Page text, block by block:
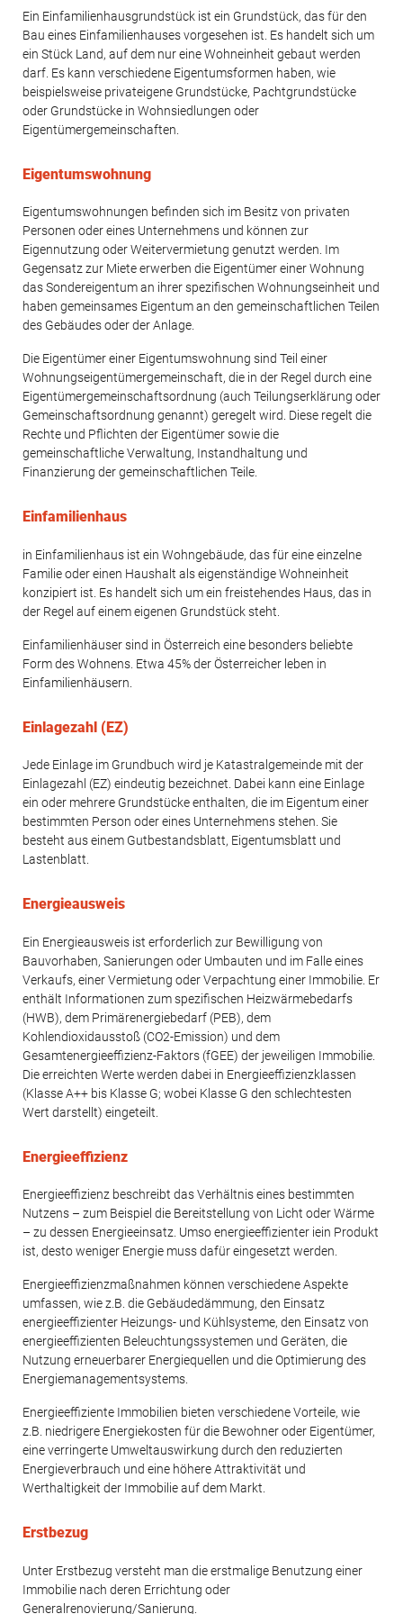
Ein Einfamilienhausgrundstück ist ein Grundstück, das für den
Bau eines Einfamilienhauses vorgesehen ist. Es handelt sich um
ein Stück Land, auf dem nur eine Wohneinheit gebaut werden
darf. Es kann verschiedene Eigentumsformen haben, wie
beispielsweise privateigene Grundstücke, Pachtgrundstücke
oder Grundstücke in Wohnsiedlungen oder
Eigentümergemeinschaften.
Eigentumswohnung
Eigentumswohnungen befinden sich im Besitz von privaten
Personen oder eines Unternehmens und können zur
Eigennutzung oder Weitervermietung genutzt werden. Im
Gegensatz zur Miete erwerben die Eigentümer einer Wohnung
das Sondereigentum an ihrer spezifischen Wohnungseinheit und
haben gemeinsames Eigentum an den gemeinschaftlichen Teilen
des Gebäudes oder der Anlage.
Die Eigentümer einer Eigentumswohnung sind Teil einer
Wohnungseigentümergemeinschaft, die in der Regel durch eine
Eigentümergemeinschaftsordnung (auch Teilungserklärung oder
Gemeinschaftsordnung genannt) geregelt wird. Diese regelt die
Rechte und Pflichten der Eigentümer sowie die
gemeinschaftliche Verwaltung, Instandhaltung und
Finanzierung der gemeinschaftlichen Teile.
Einfamilienhaus
in Einfamilienhaus ist ein Wohngebäude, das für eine einzelne
Familie oder einen Haushalt als eigenständige Wohneinheit
konzipiert ist. Es handelt sich um ein freistehendes Haus, das in
der Regel auf einem eigenen Grundstück steht.
Einfamilienhäuser sind in Österreich eine besonders beliebte
Form des Wohnens. Etwa 45% der Österreicher leben in
Einfamilienhäusern.
Einlagezahl (EZ)
Jede Einlage im Grundbuch wird je Katastralgemeinde mit der
Einlagezahl (EZ) eindeutig bezeichnet. Dabei kann eine Einlage
ein oder mehrere Grundstücke enthalten, die im Eigentum einer
bestimmten Person oder eines Unternehmens stehen. Sie
besteht aus einem Gutbestandsblatt, Eigentumsblatt und
Lastenblatt.
Energieausweis
Ein Energieausweis ist erforderlich zur Bewilligung von
Bauvorhaben, Sanierungen oder Umbauten und im Falle eines
Verkaufs, einer Vermietung oder Verpachtung einer Immobilie. Er
enthält Informationen zum spezifischen Heizwärmebedarfs
(HWB), dem Primärenergiebedarf (PEB), dem
Kohlendioxidausstoß (CO2-Emission) und dem
Gesamtenergieeffizienz-Faktors (fGEE) der jeweiligen Immobilie.
Die erreichten Werte werden dabei in Energieeffizienzklassen
(Klasse A++ bis Klasse G; wobei Klasse G den schlechtesten
Wert darstellt) eingeteilt.
Energieeffizienz
Energieeffizienz beschreibt das Verhältnis eines bestimmten
Nutzens – zum Beispiel die Bereitstellung von Licht oder Wärme
– zu dessen Energieeinsatz. Umso energieeffizienter iein Produkt
ist, desto weniger Energie muss dafür eingesetzt werden.
Energieeffizienzmaßnahmen können verschiedene Aspekte
umfassen, wie z.B. die Gebäudedämmung, den Einsatz
energieeffizienter Heizungs- und Kühlsysteme, den Einsatz von
energieeffizienten Beleuchtungssystemen und Geräten, die
Nutzung erneuerbarer Energiequellen und die Optimierung des
Energiemanagementsystems.
Energieeffiziente Immobilien bieten verschiedene Vorteile, wie
z.B. niedrigere Energiekosten für die Bewohner oder Eigentümer,
eine verringerte Umweltauswirkung durch den reduzierten
Energieverbrauch und eine höhere Attraktivität und
Werthaltigkeit der Immobilie auf dem Markt.
Erstbezug
Unter Erstbezug versteht man die erstmalige Benutzung einer
Immobilie nach deren Errichtung oder
Generalrenovierung/Sanierung.